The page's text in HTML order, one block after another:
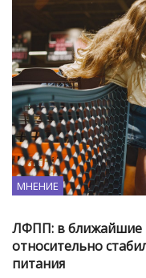
МНЕНИЕ
ЛФПП: в ближайшие
относительно
питания